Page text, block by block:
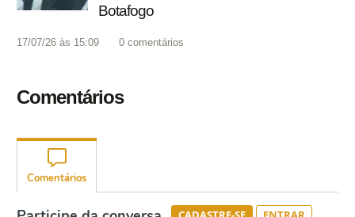
Botafogo
17/07/26 às 15:09 0 comentários
Comentários